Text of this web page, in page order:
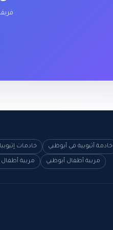
خادمة أثيوبية في أبوظبي خادمات
مربية أطفال أبوظبي مربية